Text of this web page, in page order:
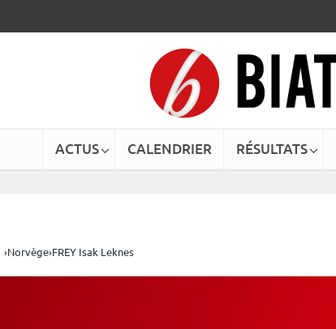
ACTUS CALENDRIER RÉSULTATS
›Norvège›FREY Isak Leknes